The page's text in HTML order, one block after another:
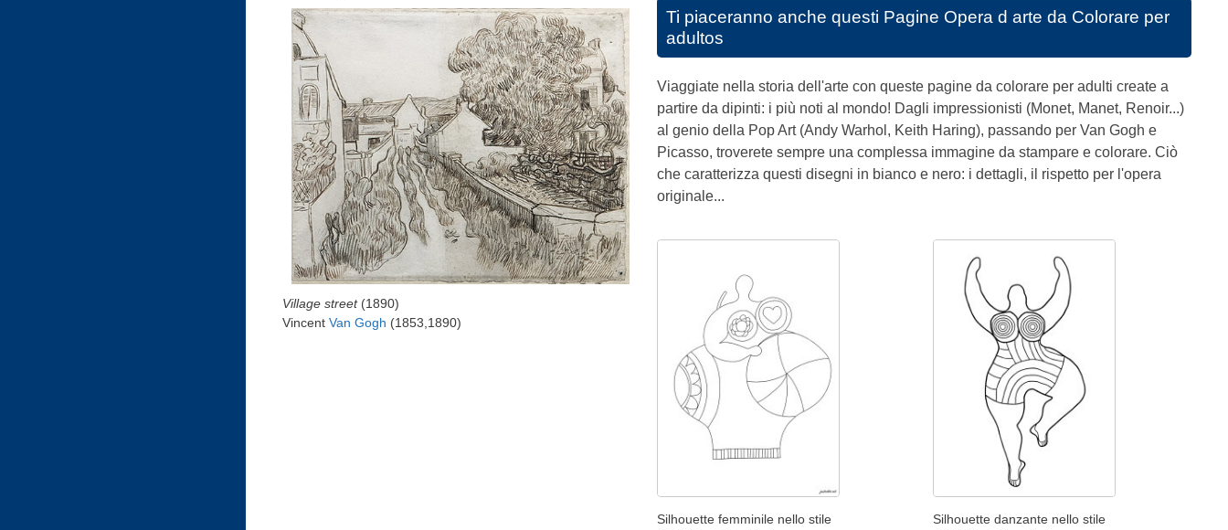
Village street(1890)
Vincent Van Gogh (1853,1890)
Ti piaceranno anche questi Pagine Opera d arte da Colorare per
adultos
Viaggiate nella storia dell'arte con queste pagine da colorare per adulti create a
partire da dipinti: i più noti al mondo! Dagli impressionisti (Monet, Manet, Renoir...)
al genio della Pop Art (Andy Warhol, Keith Haring), passando per Van Gogh e
Picasso, troverete sempre una complessa immagine da stampare e colorare. Ciò
che caratterizza questi disegni in bianco e nero: i dettagli, il rispetto per l'opera
originale...
Silhouette femminile nello stile
Silhouette danzante nello stile